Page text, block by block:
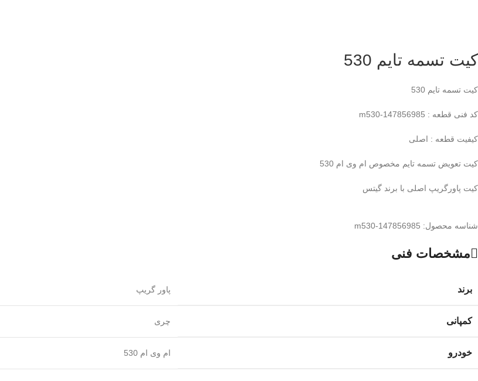
کیت تسمه تایم 530
کیت تسمه تایم 530
کد فنی قطعه : m530-147856985
کیفیت قطعه : اصلی
کیت تعویض تسمه تایم مخصوص ام وی ام 530
کیت پاورگریپ اصلی با برند گیتس
شناسه محصول: m530-147856985
مشخصات فنی
برند پاور گریپ
کمپانی چری
خودرو ام وی ام 530